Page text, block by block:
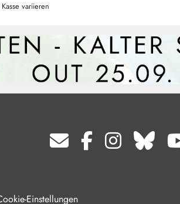
variieren
Einstellungen